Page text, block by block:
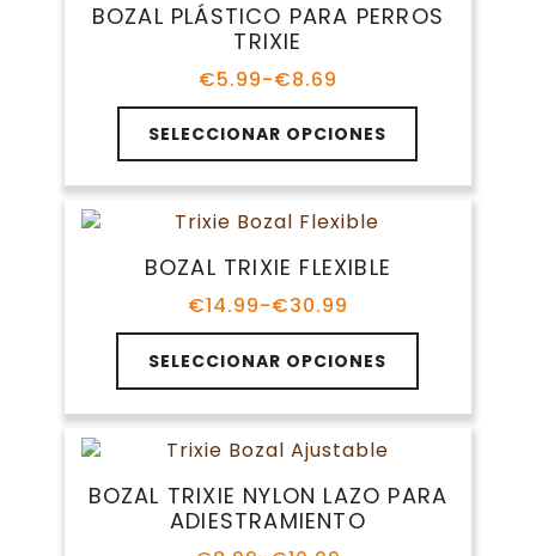
opciones
elegir
la
página
producto
BOZAL PLÁSTICO PARA PERROS
TRIXIE
€5.99-€8.69
Rango
de
precios:
desde
€5.99
hasta
€8.69
SELECCIONAR OPCIONES
Este
producto
tiene
múltiples
variantes.
opciones
pueden
elegir
en
la
producto
BOZAL TRIXIE FLEXIBLE
€14.99-€30.99
Rango
de
precios:
desde
hasta
€30.99
SELECCIONAR OPCIONES
BOZAL TRIXIE NYLON LAZO PARA
ADIESTRAMIENTO